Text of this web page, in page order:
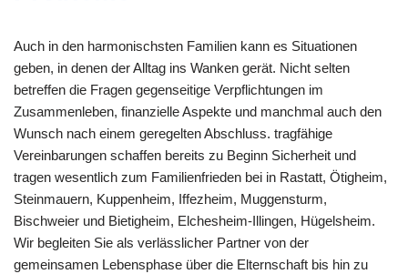
Auch in den harmonischsten Familien kann es Situationen
geben, in denen der Alltag ins Wanken gerät. Nicht selten
betreffen die Fragen gegenseitige Verpflichtungen im
Zusammenleben, finanzielle Aspekte und manchmal auch den
Wunsch nach einem geregelten Abschluss. tragfähige
Vereinbarungen schaffen bereits zu Beginn Sicherheit und
tragen wesentlich zum Familienfrieden bei in Rastatt, Ötigheim,
Steinmauern, Kuppenheim, Iffezheim, Muggensturm,
Bischweier und Bietigheim, Elchesheim-Illingen, Hügelsheim.
Wir begleiten Sie als verlässlicher Partner von der
gemeinsamen Lebensphase über die Elternschaft bis hin zu